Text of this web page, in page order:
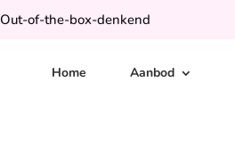
Out-of-the-box-denkend
Home Aanbod